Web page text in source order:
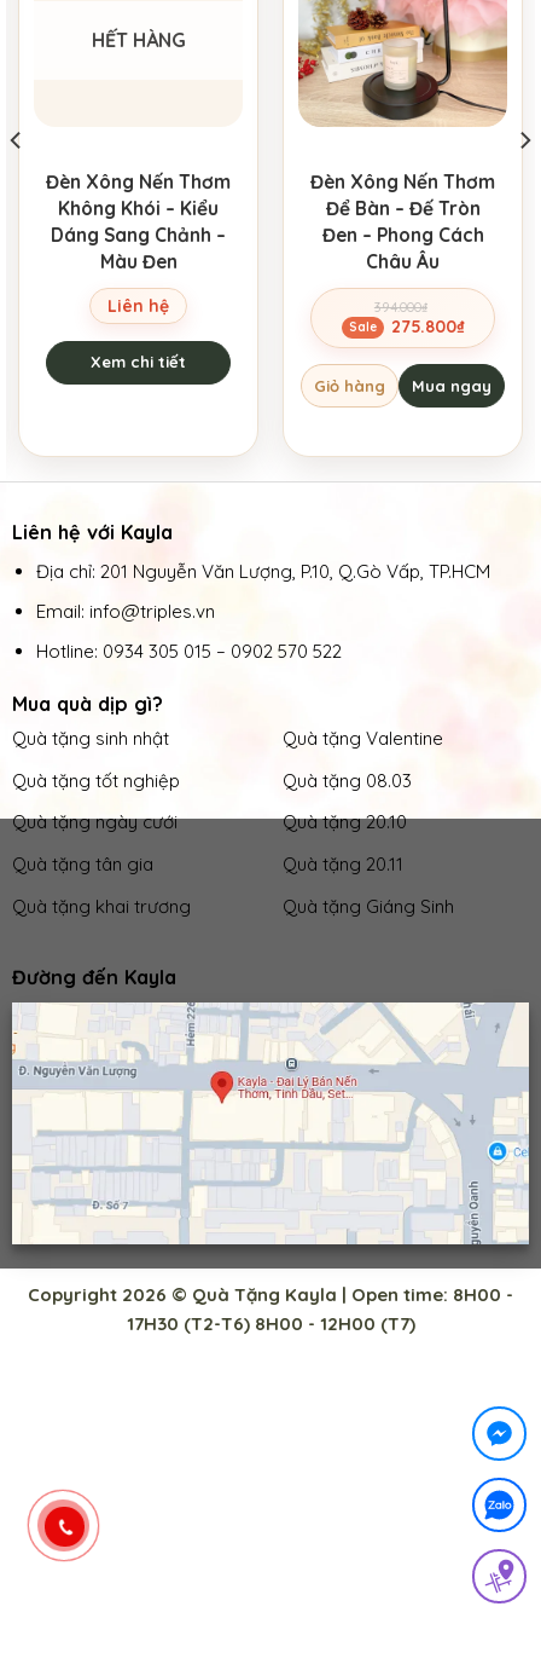
HẾT HÀNG
Đèn Xông Nến Thơm
Không Khói – Kiểu
Dáng Sang Chảnh –
Màu Đen
Liên hệ
Xem chi tiết
Đèn Xông Nến Thơm
Để Bàn – Đế Tròn
Đen – Phong Cách
Châu Âu
394.000₫
Giá
gốc
là:
394.000₫.
275.800₫
Giá
hiện
tại
là:
275.800₫.
Giỏ hàng Mua ngay
Liên hệ với Kayla
Địa chỉ: 201 Nguyễn Văn Lượng, P.10, Q.Gò Vấp, TP.HCM
Email: info@triples.vn
Hotline: 0934 305 015 – 0902 570 522
Mua quà dịp gì?
Quà tặng sinh nhật
Quà tặng tốt nghiệp
Quà tặng ngày cưới
Quà tặng tân gia
Quà tặng khai trương
Quà tặng Valentine
Quà tặng 08.03
Quà tặng 20.10
Quà tặng 20.11
Quà tặng Giáng Sinh
Đường đến Kayla
Copyright 2026 © Quà Tặng Kayla | Open time: 8H00 -
17H30 (T2-T6) 8H00 - 12H00 (T7)